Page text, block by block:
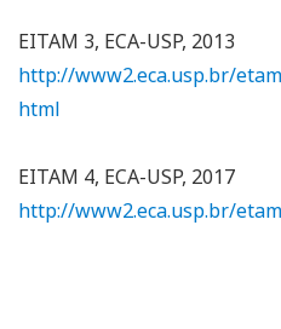
EITAM 3, ECA-USP, 2013
http://www2.eca.usp.br/
html
EITAM 4, ECA-USP, 2017
http://www2.eca.usp.br/